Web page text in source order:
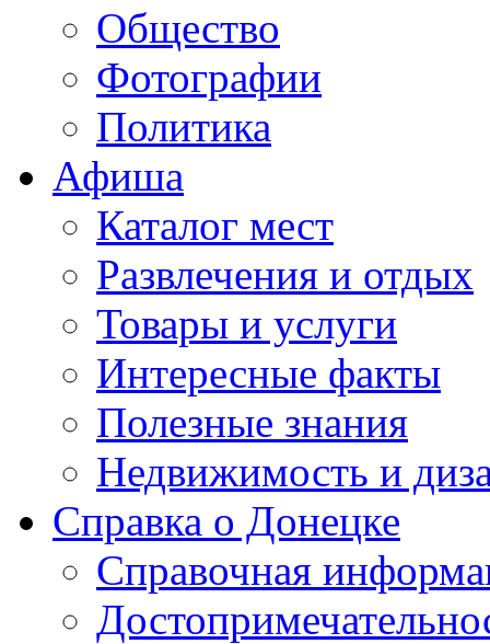
Общество
Фотографии
Политика
Афиша
Каталог мест
Развлечения и отдых
Товары и услуги
Интересные факты
Полезные знания
Недвижимость и
Справка о Донецке
Справочная